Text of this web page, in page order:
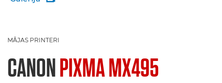
MĀJAS PRINTERI
CANONPIXMA MX495